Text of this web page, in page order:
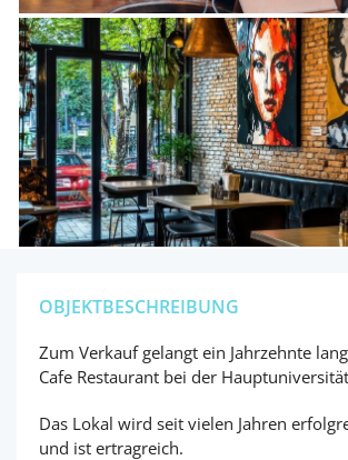
OBJEKTBESCHREIBUNG
Zum Verkauf gelangt ein Jahrzehnte
Cafe Restaurant bei der
Das Lokal wird seit vielen Jahren
und ist ertragreich.